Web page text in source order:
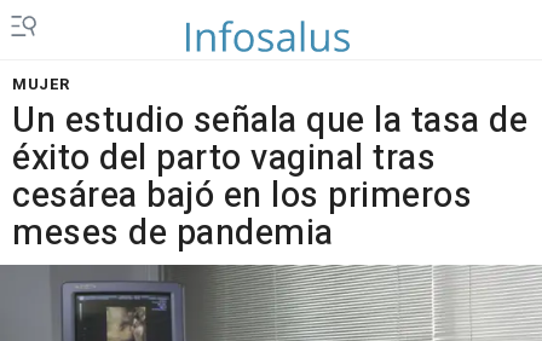
MUJER
Un estudio señala que la tasa de
éxito del parto vaginal tras
cesárea bajó en los primeros
meses de pandemia